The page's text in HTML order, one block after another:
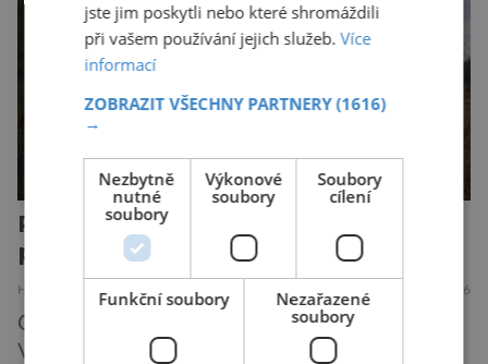
chelicerami, které u nich představují právě […]
Plíživá stopa ionizace: Postihuje i
potomky?
HISTORIE MEDICÍNA 23.7.2026
Odpověď na otázku v titulku není jednoznačná.
Výbuch atomové bomby v Hirošimě i pozdější
jste jim poskytli nebo které shromáždili
při vašem používání jejich služeb.Více
informací
ZOBRAZIT VŠECHNY PARTNERY(1616)
→
Nezbytně
nutné
soubory
Výkonové
soubory
Soubory
cílení
Funkční soubory
Nezařazené
soubory